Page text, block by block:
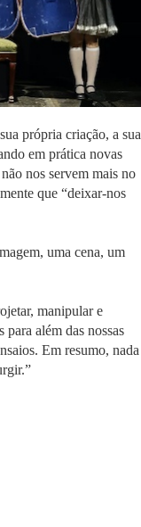
própria criação, a sua
em prática novas
nos servem mais no
que “deixar-nos
uma cena, um
manipular e
além das nossas
Em resumo, nada